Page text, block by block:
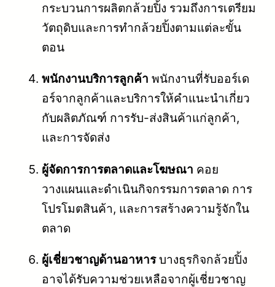
กระบวนการผลิตกล้วยปิ้ง รวมถึงการเตรียม
วัตถุดิบและการทำกล้วยปิ้งตามแต่ละขั้น
ตอน
พนักงานบริการลูกค้า พนักงานที่รับออร์เด
อร์จากลูกค้าและบริการให้คำแนะนำเกี่ยว
กับผลิตภัณฑ์ การรับ-ส่งสินค้าแก่ลูกค้า,
และการจัดส่ง
ผู้จัดการการตลาดและโฆษณา คอย
วางแผนและดำเนินกิจกรรมการตลาด การ
โปรโมตสินค้า, และการสร้างความรู้จักใน
ตลาด
ผู้เชี่ยวชาญด้านอาหารบางธุรกิจกล้วยปิ้ง
อาจได้รับความช่วยเหลือจากผู้เชี่ยวชาญ